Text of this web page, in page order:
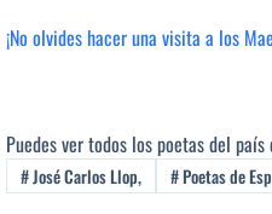
¡No olvides hacer una visita a los
Puedes ver todos los poetas del
#José Carlos Llop, #Poetas de